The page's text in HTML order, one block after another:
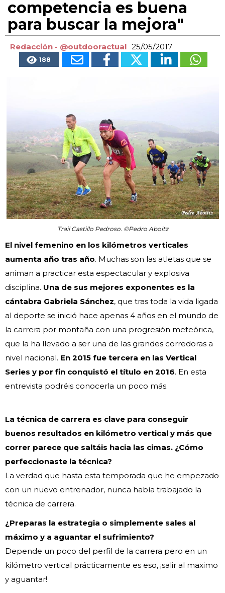
competencia es buena
para buscar la mejora"
Redacción - @outdooractual 25/05/2017
188
Trail Castillo Pedroso. ©Pedro Aboitz
El nivel femenino en los kilómetros verticales
aumenta año tras año. Muchas son las atletas que se
animan a practicar esta espectacular y explosiva
disciplina. Una de sus mejores exponentes es la
cántabra Gabriela Sánchez, que tras toda la vida ligada
al deporte se inició hace apenas 4 años en el mundo de
la carrera por montaña con una progresión meteórica,
que la ha llevado a ser una de las grandes corredoras a
nivel nacional. En 2015 fue tercera en las Vertical
Series y por fin conquistó el título en 2016. En esta
entrevista podréis conocerla un poco más.
La técnica de carrera es clave para conseguir
buenos resultados en kilómetro vertical y más que
correr parece que saltáis hacia las cimas. ¿Cómo
perfeccionaste la técnica?
La verdad que hasta esta temporada que he empezado
con un nuevo entrenador, nunca había trabajado la
técnica de carrera.
¿Preparas la estrategia o simplemente sales al
máximo y a aguantar el sufrimiento?
Depende un poco del perfil de la carrera pero en un
kilómetro vertical prácticamente es eso, ¡salir al maximo
y aguantar!